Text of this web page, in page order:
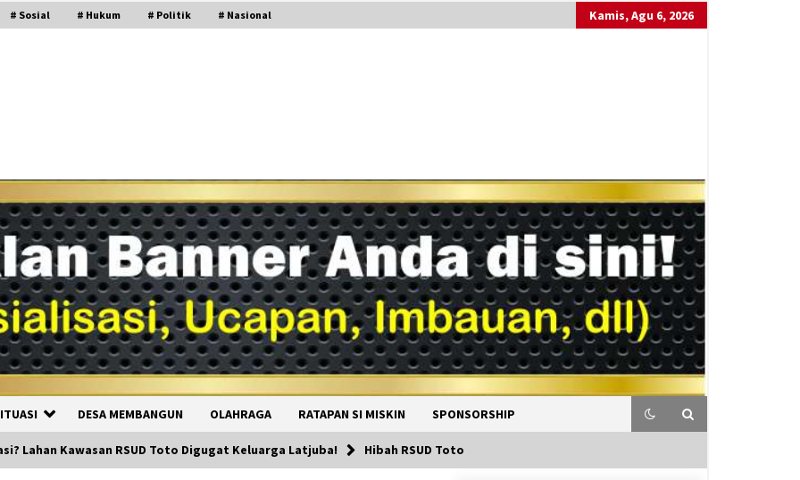
# Sosial # Hukum # Politik # Nasional Kamis, Agu 6, 2026
DESA MEMBANGUN OLAHRAGA RATAPAN SI MISKIN SPONSORSHIP
Lahan Kawasan RSUD Toto Digugat Keluarga Latjuba! Hibah RSUD Toto